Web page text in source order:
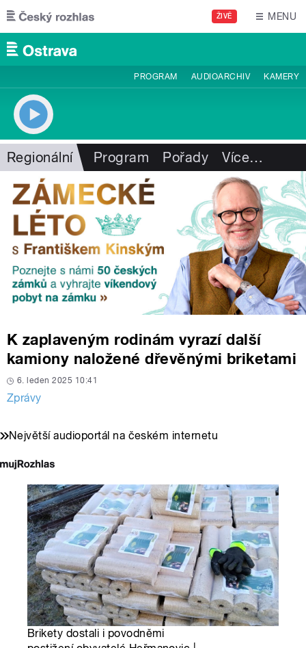
Přejít k hlavnímu obsahu
ŽIVĚ MENU
PROGRAM AUDIOARCHIV KAMERY
Regionální Program Pořady Více…
K zaplaveným rodinám vyrazí další
kamiony naložené dřevěnými briketami
6. leden 2025 10:41
Zprávy
Největší audioportál na českém internetu
Brikety dostali i povodněmi